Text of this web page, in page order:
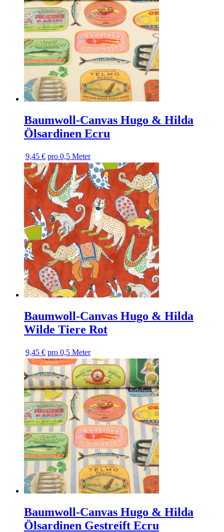
Baumwoll-Canvas Hugo & Hilda
Ölsardinen Ecru
9,45 € pro 0,5 Meter
Baumwoll-Canvas Hugo & Hilda
Wilde Tiere Rot
9,45 € pro 0,5 Meter
Baumwoll-Canvas Hugo & Hilda
Ölsardinen Gestreift Ecru